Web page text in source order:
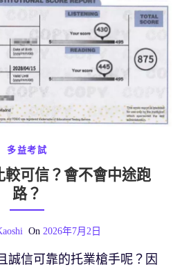
多益考試
較可信？會不會中途跑
路？
On 2026年7月2日
誠信可靠的托業槍手呢？因